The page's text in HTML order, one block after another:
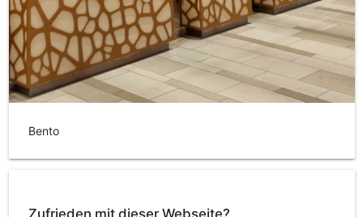
Bento